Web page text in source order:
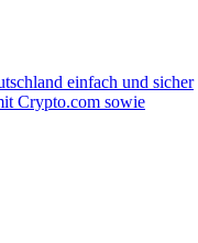
einfach und sicher
Crypto.com sowie